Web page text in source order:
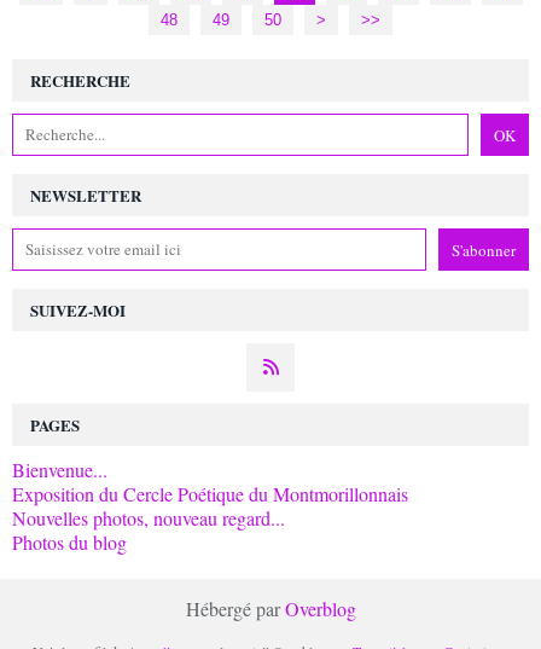
48
49 50 60
70
> >>
NEWSLETTER
SUIVEZ-MOI
RECHERCHE
PAGES
Bienvenue...
Exposition du Cercle Poétique du Montmorillonnais
Nouvelles photos, nouveau regard...
Photos du blog
Hébergé parOverblog